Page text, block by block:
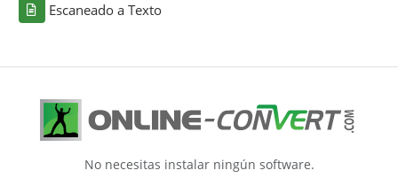
Escaneado a Texto
No necesitas instalar ningún software.